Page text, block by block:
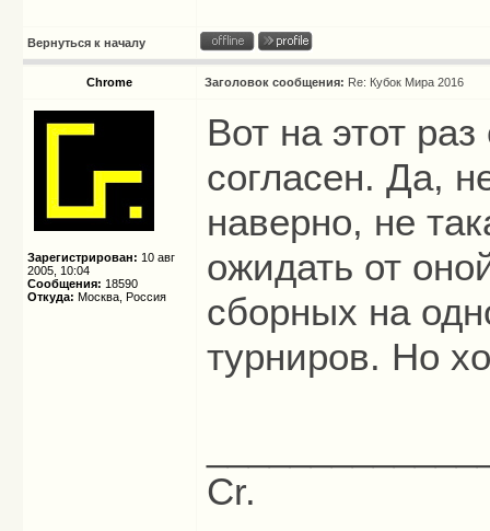
Вернуться к началу
Chrome Заголовок сообщения: Re: Кубок Мира 2016
Зарегистрирован: 10 авг
2005, 10:04
Сообщения: 18590
Откуда: Москва, Россия
Вот на этот
согласен. Да,
наверно, не
ожидать от
сборных на
турниров. Но
Cr.